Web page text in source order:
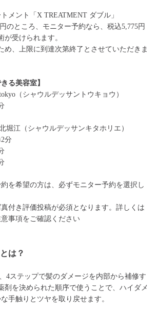
メント「X TREATMENT ダブル」
のところ、モニター予約なら、税込5,775円
が受けられます。
め、上限に到達次第終了とさせていただきま
る美容室】
（シャウルデッサントウキョウ）
堀江（シャウルデッサンキタホリエ）
分
を希望の方は、必ずモニター予約を選択し
付き評価投稿が必須となります。詳しくは
事項をご確認ください
は？
4ステップで髪のダメージを内部から補修す
剤を決められた順序で使うことで、ハイダメ
手触りとツヤを取り戻せます。